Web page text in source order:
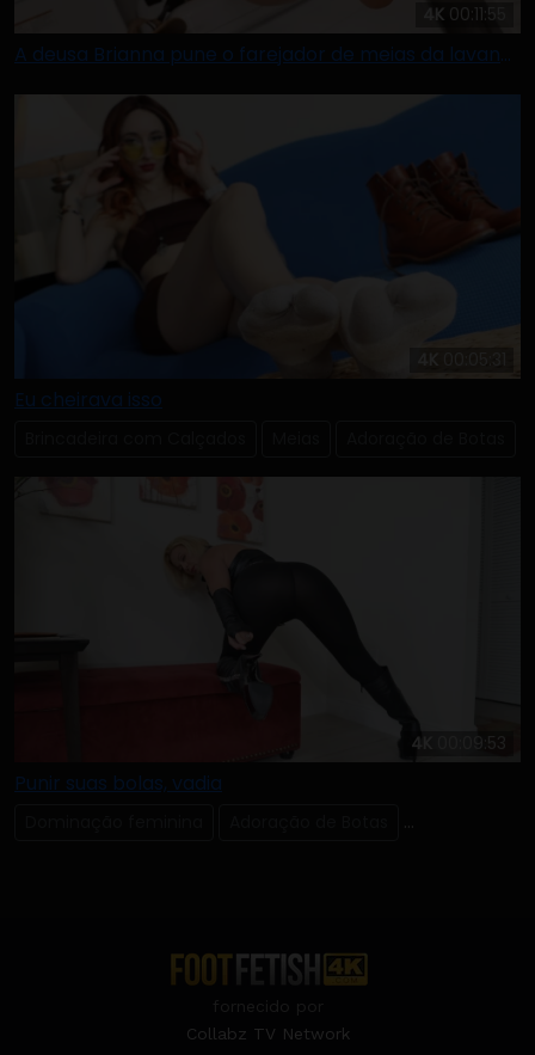
4K 00:11:55
A deusa Brianna pune o farejador de meias da lavanderia
4K 00:05:31
Eu cheirava isso
4K 00:09:53
Punir suas bolas, vadia
Collabz TV Network